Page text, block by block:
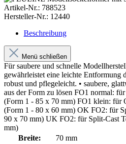
Artikel-Nr.: 788523
Hersteller-Nr.: 12440
Beschreibung
Menü schließen
Für saubere und schnelle
gewährleistet eine leichte Entformung
robust und pflegeleicht. • saubere,
aus der Form zu lösen FO1 normal:
(Form 1 - 85 x 70 mm) FO1 klein:
(Form 1 - 80 x 60 mm) OK FO2: für
90 x 70 mm) UK FO2: für Split-Cast
mm)
Breite:
70 mm